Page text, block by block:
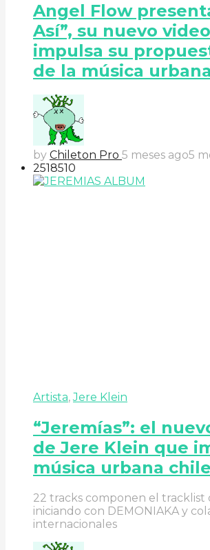
Angel Flow
Así”, su nuevo
impulsa su
de la música urbana
by Chileton Pro 5 meses ago5
2518510
Artista,Jere Klein
“Jeremías”: el
de Jere Klein que
música urbana
22 tracks componen el tracklist
iniciando con DEMONIAKA y
internacionales